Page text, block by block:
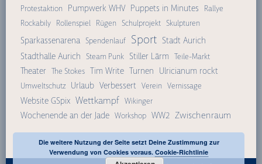
Protestaktion
Pumpwerk WHV Puppets in Minutes
Rallye
Rockabily Rollenspiel Rügen Schulprojekt Skulpturen
Sparkassenarena Spendenlauf Sport Stadt Aurich
Stadthalle Aurich Steam Punk Stiller Lärm Teile-Markt
Theater The Stokes Tim Write Turnen Ulricianum rockt
Umweltschutz Urlaub Verbessert Verein Vernissage
Website GSpix Wettkampf Wikinger
Wochenende an der Jade Workshop WW2 Zwischenraum
Die weitere Nutzung der Seite setzt Deine Zustimmung zur
Verwendung von Cookies voraus.Cookie-Richtlinie